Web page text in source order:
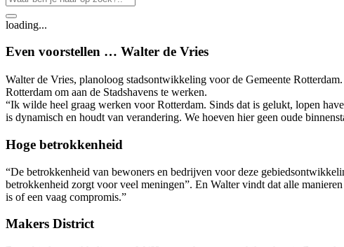
loading...
Even voorstellen … Walter de Vries
Walter de Vries, planoloog stadsontwikkeling voor de Gemeente
Rotterdam om aan de Stadshavens te werken.
“Ik wilde heel graag werken voor Rotterdam. Sinds dat is gelukt, lopen
is dynamisch en houdt van verandering. We hoeven hier geen oude
Hoge betrokkenheid
“De betrokkenheid van bewoners en bedrijven voor deze
betrokkenheid zorgt voor veel meningen”. En Walter vindt dat alle
is of een vaag compromis.”
Makers District